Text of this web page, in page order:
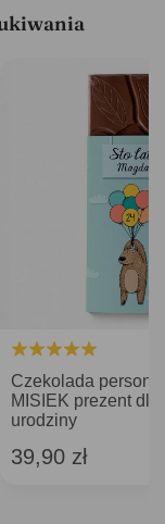
Czekolada
MISIEK prezent
urodziny
39,90 zł